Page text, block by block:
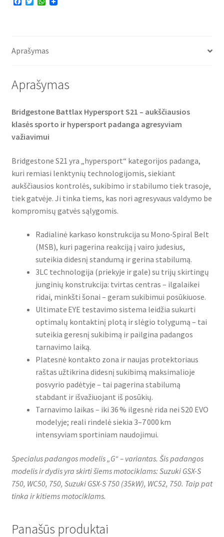
o
r
p
Aprašymas
Aprašymas
Bridgestone Battlax Hypersport S21 – aukščiausios
klasės sporto ir hypersport padanga agresyviam
važiavimui
Bridgestone S21 yra „hypersport“ kategorijos padanga,
kuri remiasi lenktynių technologijomis, siekiant
aukščiausios kontrolės, sukibimo ir stabilumo tiek trasoje,
tiek gatvėje. Ji tinka tiems, kas nori agresyvaus valdymo be
kompromisų gatvės sąlygomis.
Radialinė karkaso konstrukcija su Mono‑Spiral Belt
(MSB), kuri pagerina reakciją į vairo judesius,
suteikia didesnį standumą ir gerina stabilumą.
3LC technologija (priekyje ir gale) su trijų skirtingų
junginių konstrukcija: tvirtas centras – ilgalaikei
ridai, minkšti šonai – geram sukibimui posūkiuose.
Ultimate EYE testavimo sistema leidžia sukurti
optimalų kontaktinį plotą ir slėgio tolygumą – tai
suteikia geresnį sukibimą ir pailgina padangos
tarnavimo laiką.
Platesnė kontakto zona ir naujas protektoriaus
raštas užtikrina didesnį sukibimą maksimalioje
posvyrio padėtyje – tai pagerina stabilumą
stabdant ir išvažiuojant iš posūkių.
Tarnavimo laikas – iki 36 % ilgesnė rida nei S20 EVO
modelyje; reali rindelė siekia 3–7 000 km
intensyviam sportiniam naudojimui.
Specialus padangos modelis „G“ – variantas. Šis padangos
modelis ir dydis yra skirti šiems motociklams: Suzuki GSX-S
750, WC50, 750, Suzuki GSX-S 750 (35kW), WC52, 750. Taip pat
tinka ir kitiems motociklams.
Panašūs produktai